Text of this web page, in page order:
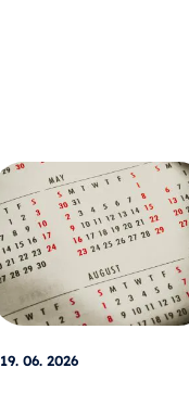
19. 06. 2026